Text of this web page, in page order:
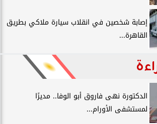
إصابة شخصين في انقلاب سيارة ملاكي بطريق
القاهرة...
الدكتورة نهى فاروق أبو الوفا.. مديرًا
لمستشفى الأورام...